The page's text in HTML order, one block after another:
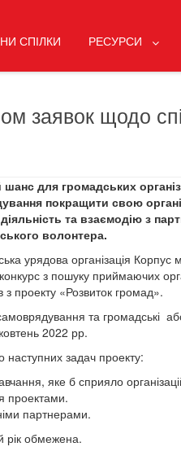
СПІЛКИ РЕСУРСИ
заявок щодо
для громадських
покращити свою
та взаємодію з
волонтера.
урядова організація Корпус
з пошуку приймаючих
з проекту «Розвиток громад».
та громадські або
2022 рр.
наступних задач проекту:
яке б сприяло
проектами.
партнерами.
рік обмежена.